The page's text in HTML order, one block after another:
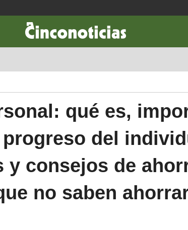
qué es,
progreso del
y consejos de
no saben